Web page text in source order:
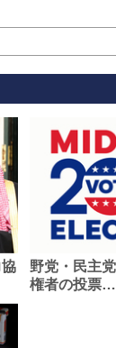
野党・民主
権者の投票…